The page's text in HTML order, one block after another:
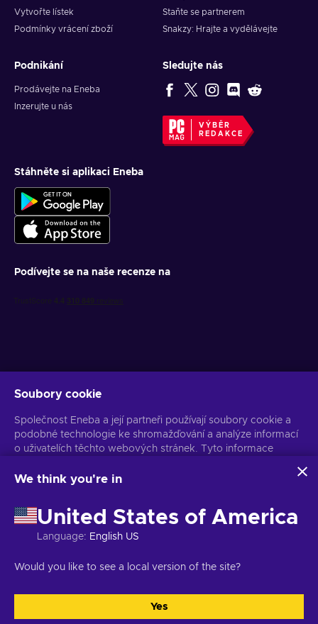
Vytvořte lístek
Podmínky vrácení zboží
Staňte se partnerem
Snakzy: Hrajte a vydělávejte
Podnikání
Prodávejte na Eneba
Inzerujte u nás
Sledujte nás
VÝBĚR
REDAKCE
Stáhněte si aplikaci Eneba
Podívejte se na naše recenze na
Získejte personalizované nabídky her
Předplatit
Z odběru se můžete kdykoli odhlásit. Více informací naleznete v
Copyright © 2026 Eneba. Všechna práva vyhrazena. JSC „Helis play“,
Soubory cookie
Společnost Eneba a její partneři používají soubory cookie a
podobné technologie ke shromažďování a analýze informací
o uživatelích těchto webových stránek. Tyto informace
stránkách. Vaše osobní údaje mohou být také použity k
Kliknutím na tlačítko „Přijmout vše“ souhlasíte s používáním
těchto technologií společností Eneba a jejími partnery. Svůj
souhlas můžete upravit kliknutím na tlačítko „Přizpůsobit“.
naleznete na Bezpečnost a ochrana osobních údajů firem
We think you're in
United States of America
Language: English US
Would you like to see a local version of the site?
Yes